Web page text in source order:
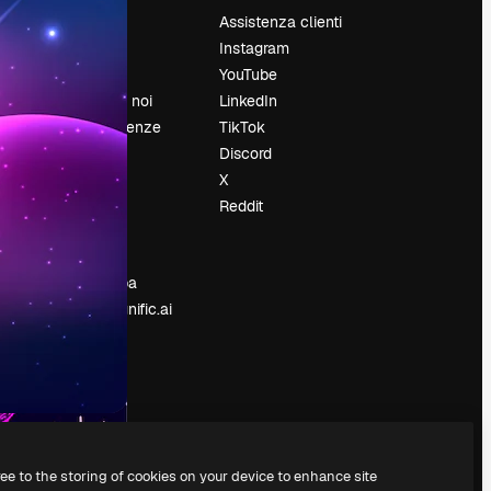
Prezzi
Chi siamo
Recensioni
Lavora con noi
Cerca tendenze
Blog
Slidesgo
contenuti
Sala stampa
Cerchi magnific.ai
Assistenza clienti
Instagram
YouTube
LinkedIn
TikTok
Discord
X
Reddit
to the storing of cookies on your device to enhance site